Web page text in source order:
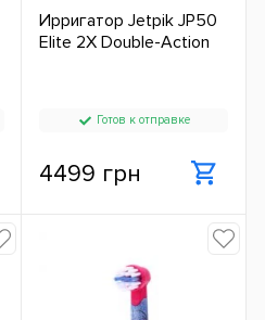
Ирригатор Jetpik JP50
Elite 2X Double-Action
Готов к отправке
4499 грн